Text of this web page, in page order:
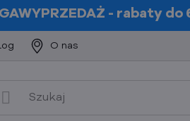
- rabaty do
O nas